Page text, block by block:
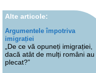
Alte articole:
Argumentele împotriva
imigrației
„De ce vă opuneți imigrației,
dacă atât de mulți români au
plecat?”